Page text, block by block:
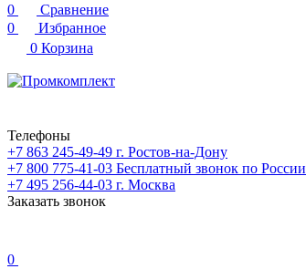
0
Сравнение
0
Избранное
0 Корзина
Телефоны
+7 863 245-49-49 г. Ростов-на-Дону
+7 800 775-41-03 Бесплатный звонок по России
+7 495 256-44-03 г. Москва
Заказать звонок
0